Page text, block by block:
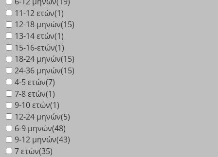
11-12 ετών(1)
12-18 μηνών(15)
13-14 ετών(1)
15-16-ετών(1)
18-24 μηνών(15)
24-36 μηνών(15)
4-5 ετών(7)
7-8 ετών(1)
9-10 ετών(1)
12-24 μηνών(5)
6-9 μηνών(48)
9-12 μηνών(43)
7 ετών(35)